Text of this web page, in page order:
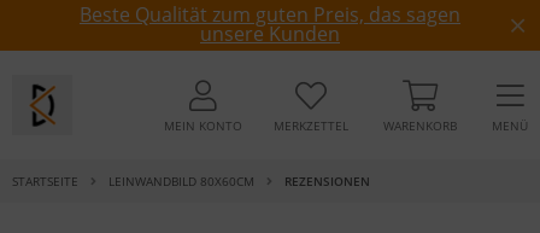
Beste Qualität zum guten Preis, das sagen
unsere Kunden
MEIN KONTO MERKZETTEL WARENKORB MENÜ
STARTSEITE LEINWANDBILD 80X60CM REZENSIONEN